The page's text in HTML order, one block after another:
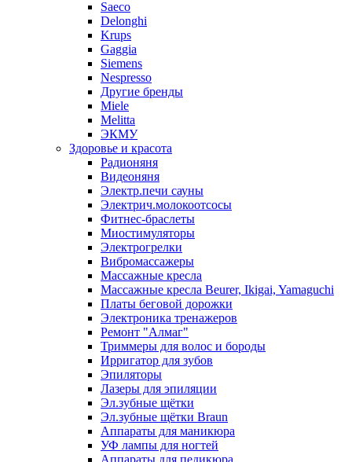
Saeco
Delonghi
Krups
Gaggia
Siemens
Nespresso
Другие бренды
Miele
Melitta
ЭКМУ
Здоровье и красота
Радионяня
Видеоняня
Электр.печи сауны
Электрич.молокоотсосы
Фитнес-браслеты
Миостимуляторы
Электрогрелки
Вибромассажеры
Массажные кресла
Массажные кресла Beurer, Ikigai, Yamaguchi
Платы беговой дорожки
Электроника тренажеров
Ремонт "Алмаг"
Триммеры для волос и бороды
Ирригатор для зубов
Эпиляторы
Лазеры для эпиляции
Эл.зубные щётки
Эл.зубные щётки Braun
Аппараты для маникюра
УФ лампы для ногтей
Аппараты для педикюра